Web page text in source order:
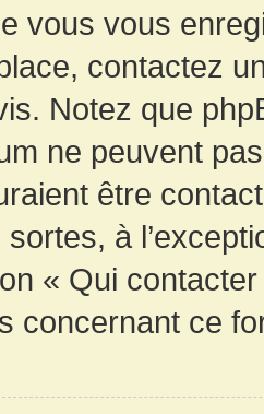
vous vous
contactez
Notez que
ne peuvent
être
à
« Qui
concernant ce